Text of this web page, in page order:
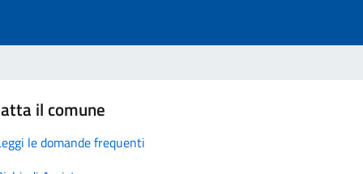
il comune
le domande frequenti